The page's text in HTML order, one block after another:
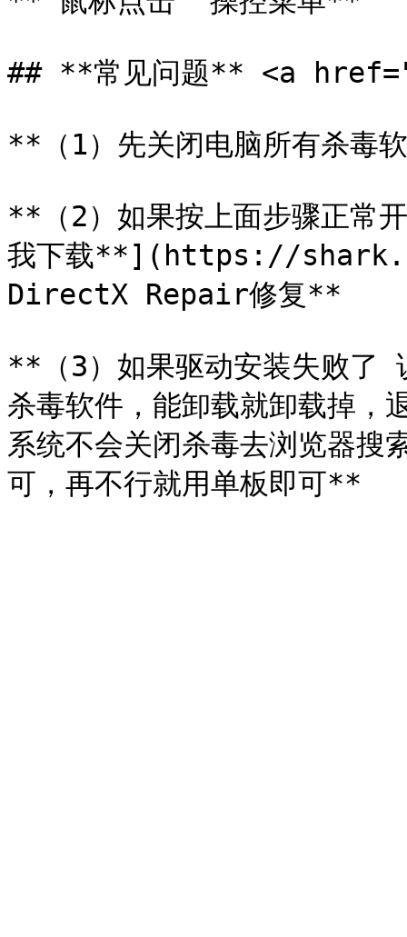
## **常见问题** <a
**（1）先关闭电脑所有杀毒
**（2）如果按上面步骤正常
我下载**](https://
DirectX Repair修复**
**（3）如果驱动安装失败了
杀毒软件，能卸载就卸载掉，
系统不会关闭杀毒去浏览器搜